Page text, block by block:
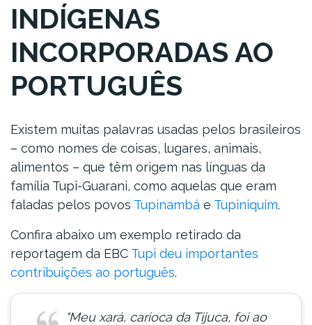
INDÍGENAS
INCORPORADAS AO
PORTUGUÊS
Existem muitas palavras usadas pelos brasileiros
– como nomes de coisas, lugares, animais,
alimentos – que têm origem nas línguas da
família Tupi-Guarani, como aquelas que eram
faladas pelos povos Tupinambá e Tupiniquim.
Confira abaixo um exemplo retirado da
reportagem da EBC Tupi deu importantes
contribuições ao português.
"Meu xará, carioca da Tijuca, foi ao